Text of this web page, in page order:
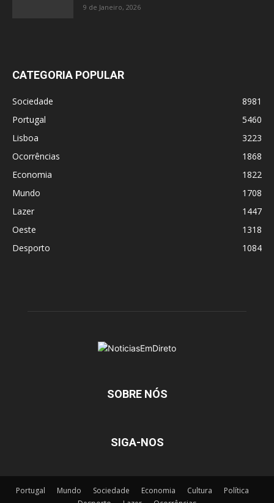
9 de Janeiro, 2026
CATEGORIA POPULAR
Sociedade
8981
Portugal
5460
Lisboa
3223
Ocorrências
1868
Economia
1822
Mundo
1708
Lazer
1447
Oeste
1318
Desporto
1084
SOBRE NÓS
SIGA-NOS
Portugal Mundo Sociedade Economia Cultura
Política